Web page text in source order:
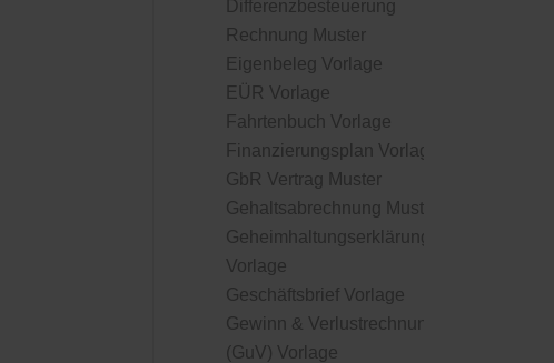
Differenzbesteuerung
Rechnung Muster
Eigenbeleg Vorlage
EÜR Vorlage
Fahrtenbuch Vorlage
Finanzierungsplan Vorlage
GbR Vertrag Muster
Gehaltsabrechnung Muster
Geheimhaltungserklärung
Vorlage
Geschäftsbrief Vorlage
Gewinn & Verlustrechnung
(GuV) Vorlage